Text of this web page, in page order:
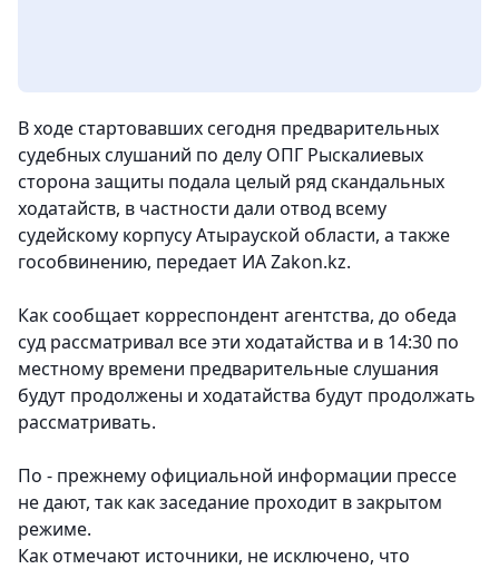
В ходе стартовавших сегодня предварительных
судебных слушаний по делу ОПГ Рыскалиевых
сторона защиты подала целый ряд скандальных
ходатайств, в частности дали отвод всему
судейскому корпусу Атырауской области, а также
гособвинению, передает ИА Zakon.kz.
Как сообщает корреспондент агентства, до обеда
суд рассматривал все эти ходатайства и в 14:30 по
местному времени предварительные слушания
будут продолжены и ходатайства будут продолжать
рассматривать.
По - прежнему официальной информации прессе
не дают, так как заседание проходит в закрытом
режиме.
Как отмечают источники, не исключено, что